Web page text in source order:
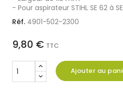
- Pour aspirateur STIHL SE 62 à SE
Réf. 4901-502-2300
9,80 € TTC
Ajouter au